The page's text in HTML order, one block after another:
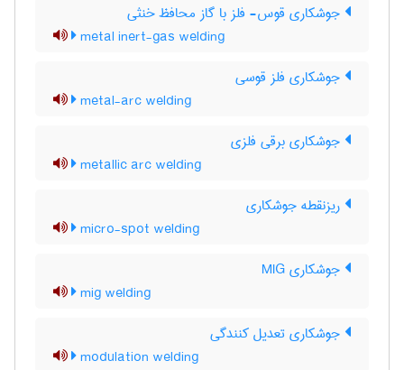
جوشکاری قوس- فلز با گاز محافظ خنثی
metal inert-gas welding
جوشکاری فلز قوسی
metal-arc welding
جوشکاری برقی فلزی
metallic arc welding
ریزنقطه جوشکاری
micro-spot welding
جوشکاری MIG
mig welding
جوشکاری تعدیل کنندگی
modulation welding